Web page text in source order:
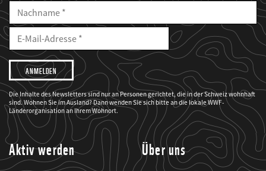
Nachname
E-
Mailadresse
E-
Adresse
Ich
möchte,
dass
der
WWF
mich
über
seine
Projekte
informiert.
Die Inhalte des Newsletters sind nur an Personen gerichtet, die in der Schweiz wohnhaft
sind. Wohnen Sie im Ausland? Dann wenden Sie sich bitte an die lokale WWF-
Länderorganisation an Ihrem Wohnort.
Aktiv werden Über uns